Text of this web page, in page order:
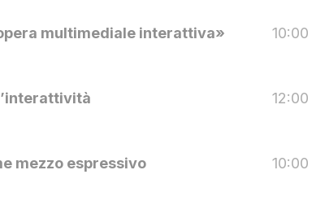
multimediale interattiva» 10:00
12:00
mezzo espressivo 10:00